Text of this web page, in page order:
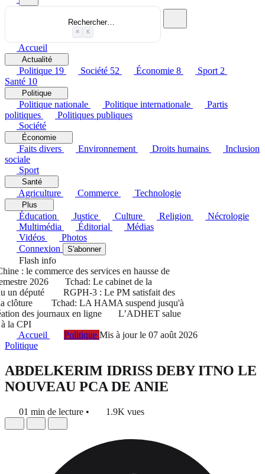
Rechercher…
⌘ K
Accueil
Actualité
Politique 19 Société 52 Économie 8 Sport 2
Santé 10
Politique
Politique nationale Politique internationale
Partis
politiques
Politiques publiques
Société
Économie
Faits divers Environnement Droits humains
Inclusion
sociale
Sport
Santé
Agriculture Commerce Technologie
Plus
Éducation Justice Culture Religion
Nécrologie
Multimédia
Éditorial
Médias
Vidéos
Photos
Connexion
S'abonner
Flash info
: le commerce des services en hausse de
2026
Tchad: Le cabinet de la
député
RGPH-3 : Le PM satisfait des
Tchad: LA HAMA suspend jusqu'à
des journaux en ligne
L’ADHET salue
CPI
Accueil
Politique Mis à jour le 07 août 2026
Politique
ABDELKERIM IDRISS DEBY ITNO LE
NOUVEAU PCA DE ANIE
01 min de lecture • 1.9K vues